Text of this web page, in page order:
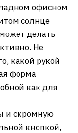
офисном
солнце
делать
Не
какой рукой
форма
как для
и скромную
кнопкой,